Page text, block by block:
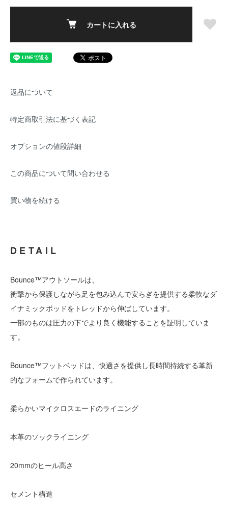
カートに入れる
返品について
特定商取引法に基づく表記
オプションの値段詳細
この商品について問い合わせる
買い物を続ける
DETAIL
Bounce™アウトソールは、
衝撃から保護しながら足を包み込んで安らぎを提供する柔軟なダ
イナミックポッドをトレッドから伸ばしています。
一部のものは圧力の下でより良く機能することを証明していま
す。
Bounce™フットベッドは、快適さを提供し長時間持続する革新
的なフォームで作られています。
柔らかいマイクロスエードのライニング
本革のソックライニング
20mmのヒール高さ
セメント構造